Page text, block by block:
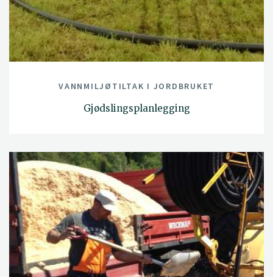
VANNMILJØTILTAK I JORDBRUKET
Gjødslingsplanlegging